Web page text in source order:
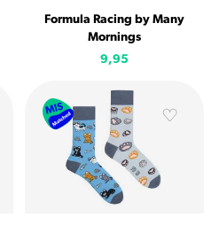
Formula Racing by Many
Mornings
9,95